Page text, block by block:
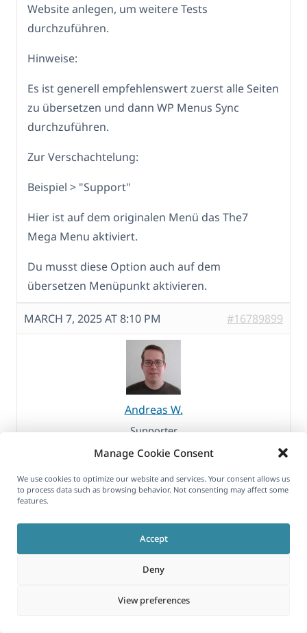
Manage Cookie Consent
We use cookies to optimize our website and services. Your consent allows us
to process data such as browsing behavior. Not consenting may affect some
features.
Accept
Deny
View preferences
Website anlegen, um weitere Tests
durchzuführen.
Hinweise:
Es ist generell empfehlenswert zuerst alle Seiten
zu übersetzen und dann WP Menus Sync
durchzuführen.
Zur Verschachtelung:
Beispiel > "Support"
Hier ist auf dem originalen Menü das The7
Mega Menu aktiviert.
Du musst diese Option auch auf dem
übersetzen Menüpunkt aktivieren.
MARCH 7, 2025 AT 8:10 PM #16789899
Andreas W.
Supporter
erteilen, damit ich ein Plugin installieren kann,
mit dem ich eine Kopie der Website anlegen
kann?
Gib mir bitte hier Bescheid, sobald dies
MARCH 10, 2025 AT 8:13 AM